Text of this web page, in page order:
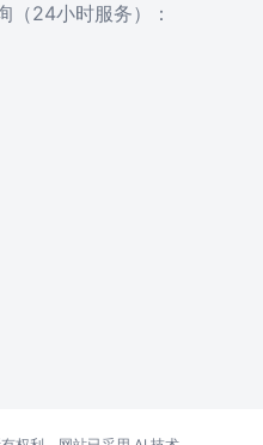
（24小时服务）：